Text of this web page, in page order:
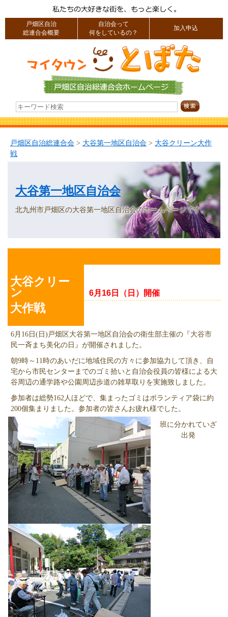
戸畑区自治
総連合会概要
自治会って
何をしているの？
加入申込
戸畑区自治総連合会 > 大谷第一地区自治会 > 大谷クリーン大作
戦
大谷第一地区自治会
北九州市戸畑区の大谷第一地区自治会のホームページです。
大谷クリー
ン
大作戦
6月16日（日）開催
6月16日(日)戸畑区大谷第一地区自治会の衛生部主催の『大谷市
民一斉まち美化の日』が開催されました。
朝9時～11時のあいだに地域住民の方々に参加協力して頂き、自
宅から市民センターまでのゴミ拾いと自治会役員の皆様による大
谷周辺の通学路や公園周辺歩道の雑草取りを実施致しました。
参加者は総勢162人ほどで、集まったゴミはボランティア袋に約
200個集まりました。参加者の皆さんお疲れ様でした。
班に分かれていざ
出発